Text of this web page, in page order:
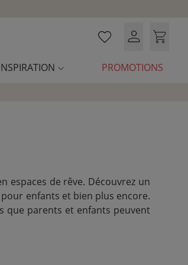
PROMOTIONS
espaces de rêve. Découvrez un
enfants et bien plus encore.
que parents et enfants peuvent